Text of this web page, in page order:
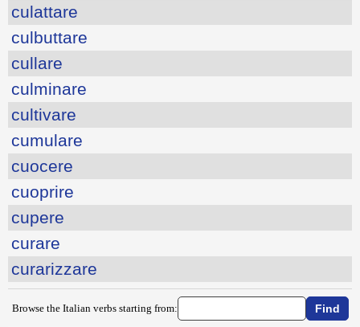
culattare
culbuttare
cullare
culminare
cultivare
cumulare
cuocere
cuoprire
cupere
curare
curarizzare
Browse the Italian verbs starting from: